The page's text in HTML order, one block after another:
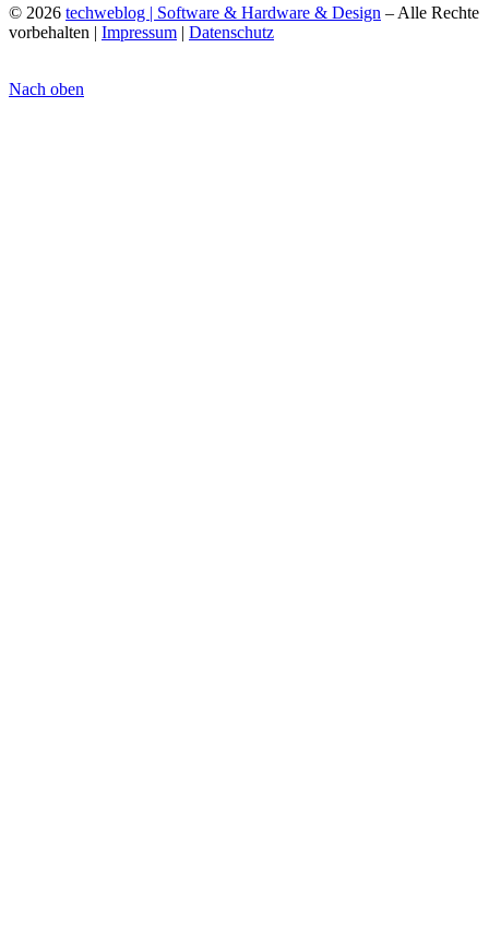
© 2026 techweblog | Software & Hardware & Design – Alle Rechte
vorbehalten | Impressum | Datenschutz
Nach oben